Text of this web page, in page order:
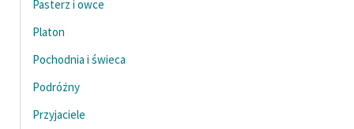
Pasterz i owce
Platon
Pochodnia i świeca
Podróżny
Przyjaciele